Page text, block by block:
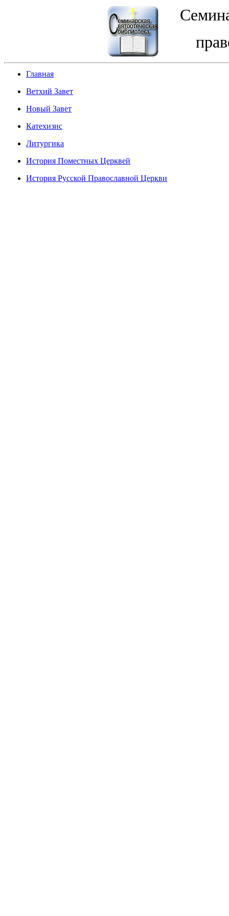
Главная
Ветхий Завет
Новый Завет
Катехизис
Литургика
История Поместных Церквей
История Русской Православной Церкви